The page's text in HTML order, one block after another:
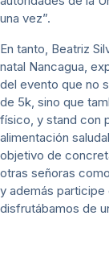
una vez”.
En tanto, Beatriz
natal Nancagua,
del evento que no
de 5k, sino que
físico, y stand con
alimentación
objetivo de
otras señoras
y además participe
disfrutábamos de